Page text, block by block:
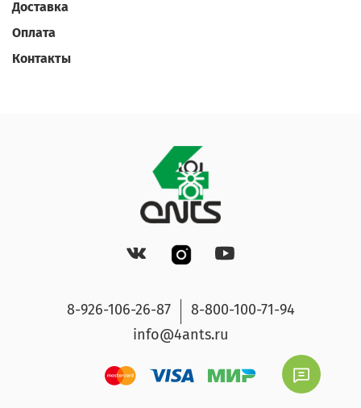
Доставка
Оплата
Контакты
8-926-106-26-87
8-800-100-71-94
info@4ants.ru